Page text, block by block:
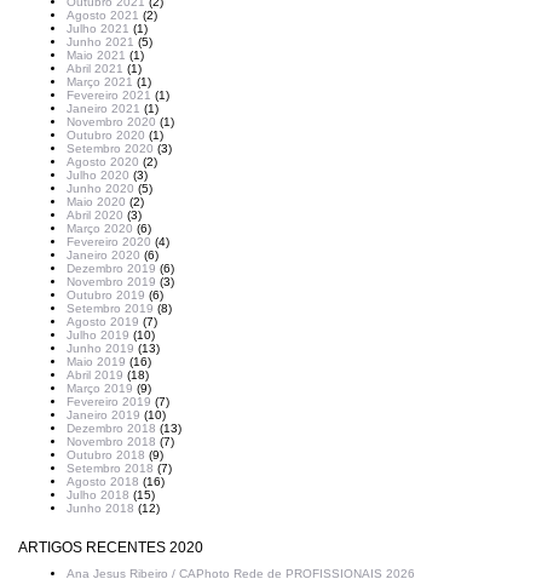
Agosto 2021 (2)
Julho 2021 (1)
Junho 2021 (5)
Maio 2021 (1)
Abril 2021 (1)
Março 2021 (1)
Fevereiro 2021 (1)
Janeiro 2021 (1)
Novembro 2020 (1)
Outubro 2020 (1)
Setembro 2020 (3)
Agosto 2020 (2)
Julho 2020 (3)
Junho 2020 (5)
Maio 2020 (2)
Abril 2020 (3)
Março 2020 (6)
Fevereiro 2020 (4)
Janeiro 2020 (6)
Dezembro 2019 (6)
Novembro 2019 (3)
Outubro 2019 (6)
Setembro 2019 (8)
Agosto 2019 (7)
Julho 2019 (10)
Junho 2019 (13)
Maio 2019 (16)
Abril 2019 (18)
Março 2019 (9)
Fevereiro 2019 (7)
Janeiro 2019 (10)
Dezembro 2018 (13)
Novembro 2018 (7)
Outubro 2018 (9)
Setembro 2018 (7)
Agosto 2018 (16)
Julho 2018 (15)
Junho 2018 (12)
ARTIGOS RECENTES 2020
Ana Jesus Ribeiro / CAPhoto Rede de PROFISSIONAIS 2026